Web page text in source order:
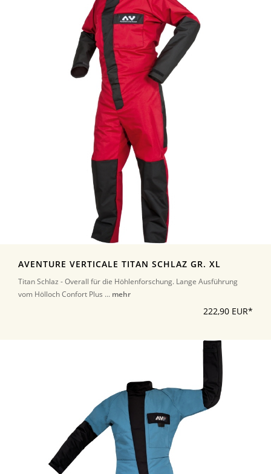
AVENTURE VERTICALE TITAN SCHLAZ GR. XL
Titan Schlaz - Overall für die Höhlenforschung. Lange Ausführung
vom Hölloch Confort Plus ... mehr
222,90 EUR*